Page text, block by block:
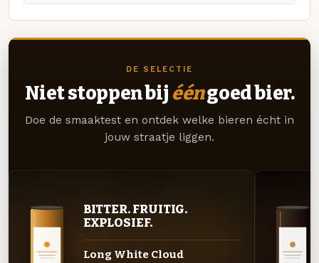
DE SELECTIE
Niet stoppen bij ééngoed bier.
Doe de smaaktest en ontdek welke bieren écht in
jouw straatje liggen.
BITTER. FRUITIG.
EXPLOSIEF.
Long White Cloud